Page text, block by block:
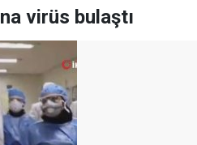
virüs bulaştı